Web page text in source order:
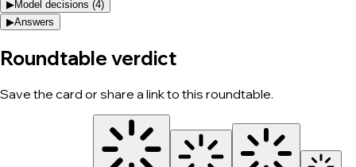
▶Model decisions (4)
▶Answers
Roundtable verdict
Save the card or share a link to this roundtable.